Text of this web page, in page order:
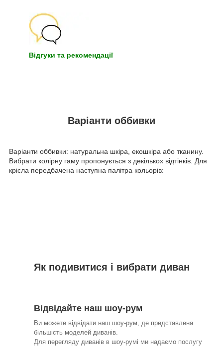
Відгуки та рекомендації
Варіанти оббивки
Варіанти оббивки: натуральна шкіра, екошкіра або тканину.
Вибрати колірну гаму пропонується з декількох відтінків. Для
крісла передбачена наступна палітра кольорів:
Як подивитися і вибрати диван
Відвідайте наш шоу-рум
Ви можете відвідати наш шоу-рум, де представлена
більшість моделей диванів.
Для перегляду диванів в шоу-румі ми надаємо послугу